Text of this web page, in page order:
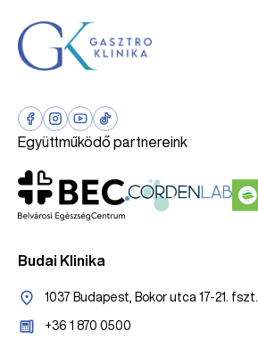
Együttműködő partnereink
Budai Klinika
1037 Budapest, Bokor utca 17-21. fszt.
+36 1 870 0500